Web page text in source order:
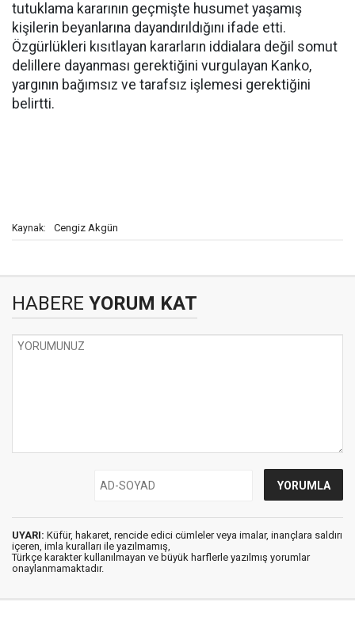
tutuklama kararının geçmişte husumet yaşamış
kişilerin beyanlarına dayandırıldığını ifade etti.
Özgürlükleri kısıtlayan kararların iddialara değil somut
delillere dayanması gerektiğini vurgulayan Kanko,
yargının bağımsız ve tarafsız işlemesi gerektiğini
belirtti.
Kaynak: Cengiz Akgün
HABERE YORUM KAT
UYARI: Küfür, hakaret, rencide edici cümleler veya imalar, inançlara saldırı
içeren, imla kuralları ile yazılmamış,
Türkçe karakter kullanılmayan ve büyük harflerle yazılmış yorumlar
onaylanmamaktadır.